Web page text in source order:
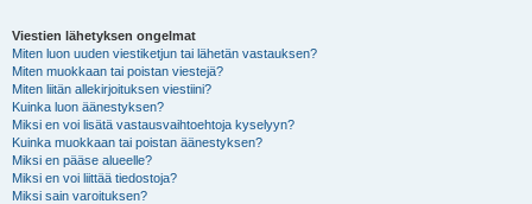
Viestien lähetyksen ongelmat
Miten luon uuden viestiketjun tai lähetän vastauksen?
Miten muokkaan tai poistan viestejä?
Miten liitän allekirjoituksen viestiini?
Kuinka luon äänestyksen?
Miksi en voi lisätä vastausvaihtoehtoja kyselyyn?
Kuinka muokkaan tai poistan äänestyksen?
Miksi en pääse alueelle?
Miksi en voi liittää tiedostoja?
Miksi sain varoituksen?